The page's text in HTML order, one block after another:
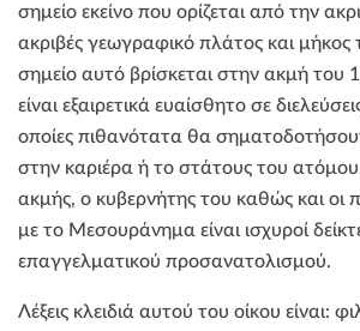
σημείο εκείνο που ορίζεται από την
ακριβές γεωγραφικό πλάτος και μήκος
σημείο αυτό βρίσκεται στην ακμή του
είναι εξαιρετικά ευαίσθητο σε
οποίες πιθανότατα θα
στην καριέρα ή το στάτους του
ακμής, ο κυβερνήτης του καθώς και οι
με το Μεσουράνημα είναι ισχυροί
επαγγελματικού προσανατολισμού.
Λέξεις κλειδιά αυτού του οίκου είναι: